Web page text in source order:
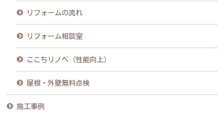
リフォームの流れ
リフォーム相談室
ここちリノベ（性能向上）
屋根・外壁無料点検
施工事例